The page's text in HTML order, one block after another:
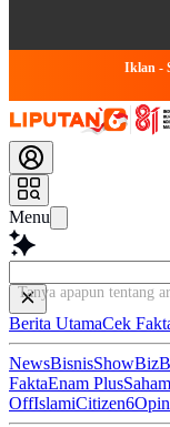
Iklan -
Menu
Tanya apapun tentang
Berita UtamaCek
NewsBisnisShowBiz
FaktaEnam PlusSaham
OffIslamiCitizen6